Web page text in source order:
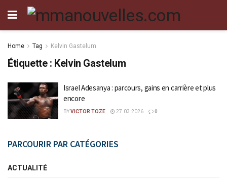
Home Tag Kelvin Gastelum
Étiquette : Kelvin Gastelum
Israel Adesanya : parcours, gains en carrière et plus
encore
BYVICTOR TOZE 27.03.2026 0
PARCOURIR PAR CATÉGORIES
ACTUALITÉ